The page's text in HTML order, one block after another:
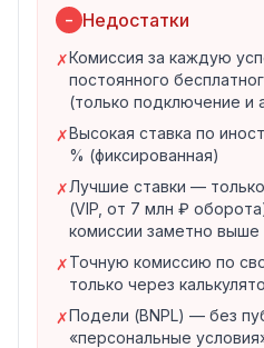
«Самозанятые» и
крупного бизнеса
тариф.
Способы оплаты — 15+
Иностранные карты Visa /
Система быстрых платежей
SberPay, T-Pay, MTS Pay,
BNPL (оплата частями):
Кредит и рассрочка с
Решения по фискализации
− Недостатки
✗Комиссия за каждую
постоянного
(только подключение и
✗Высокая ставка по
% (фиксированная)
✗Лучшие ставки —
(VIP, от 7 млн ₽
комиссии заметно выше
✗Точную комиссию по
только через
✗Подели (BNPL) — без
«персональные